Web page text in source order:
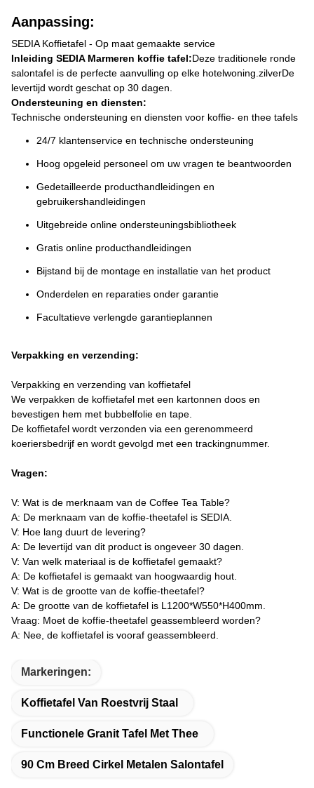
Aanpassing:
SEDIA Koffietafel - Op maat gemaakte service
Inleiding SEDIA Marmeren koffie tafel:Deze traditionele ronde
salontafel is de perfecte aanvulling op elke hotelwoning.zilverDe
levertijd wordt geschat op 30 dagen.
Ondersteuning en diensten:
Technische ondersteuning en diensten voor koffie- en thee tafels
24/7 klantenservice en technische ondersteuning
Hoog opgeleid personeel om uw vragen te beantwoorden
Gedetailleerde producthandleidingen en
gebruikershandleidingen
Uitgebreide online ondersteuningsbibliotheek
Gratis online producthandleidingen
Bijstand bij de montage en installatie van het product
Onderdelen en reparaties onder garantie
Facultatieve verlengde garantieplannen
Verpakking en verzending:
Verpakking en verzending van koffietafel
We verpakken de koffietafel met een kartonnen doos en
bevestigen hem met bubbelfolie en tape.
De koffietafel wordt verzonden via een gerenommeerd
koeriersbedrijf en wordt gevolgd met een trackingnummer.
Vragen:
V: Wat is de merknaam van de Coffee Tea Table?
A: De merknaam van de koffie-theetafel is SEDIA.
V: Hoe lang duurt de levering?
A: De levertijd van dit product is ongeveer 30 dagen.
V: Van welk materiaal is de koffietafel gemaakt?
A: De koffietafel is gemaakt van hoogwaardig hout.
V: Wat is de grootte van de koffie-theetafel?
A: De grootte van de koffietafel is L1200*W550*H400mm.
Vraag: Moet de koffie-theetafel geassembleerd worden?
A: Nee, de koffietafel is vooraf geassembleerd.
Markeringen:
Koffietafel Van Roestvrij Staal
Functionele Granit Tafel Met Thee
90 Cm Breed Cirkel Metalen Salontafel